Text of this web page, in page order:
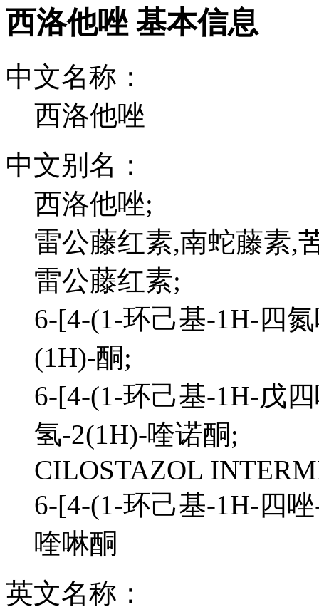
西洛他唑 基本信息
中文名称：
西洛他唑
中文别名：
西洛他唑;
雷公藤红素,南蛇藤素,
雷公藤红素;
6-[4-(1-环己基-1H-四
(1H)-酮;
6-[4-(1-环己基-1H-戊
氢-2(1H)-喹诺酮;
CILOSTAZOL
6-[4-(1-环己基-1H-四
喹啉酮
英文名称：